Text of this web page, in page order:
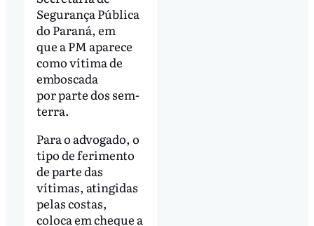
Segurança Pública
do Paraná, em
que a PM aparece
como vítima de
emboscada
por parte dos sem-
terra.
Para o advogado, o
tipo de ferimento
de parte das
vítimas, atingidas
pelas costas,
coloca em cheque a